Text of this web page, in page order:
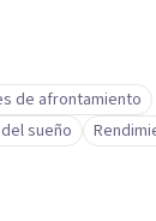
de afrontamiento
sueño